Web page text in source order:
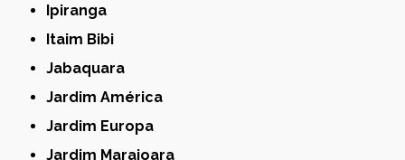
Ipiranga
Itaim Bibi
Jabaquara
Jardim América
Jardim Europa
Jardim Marajoara